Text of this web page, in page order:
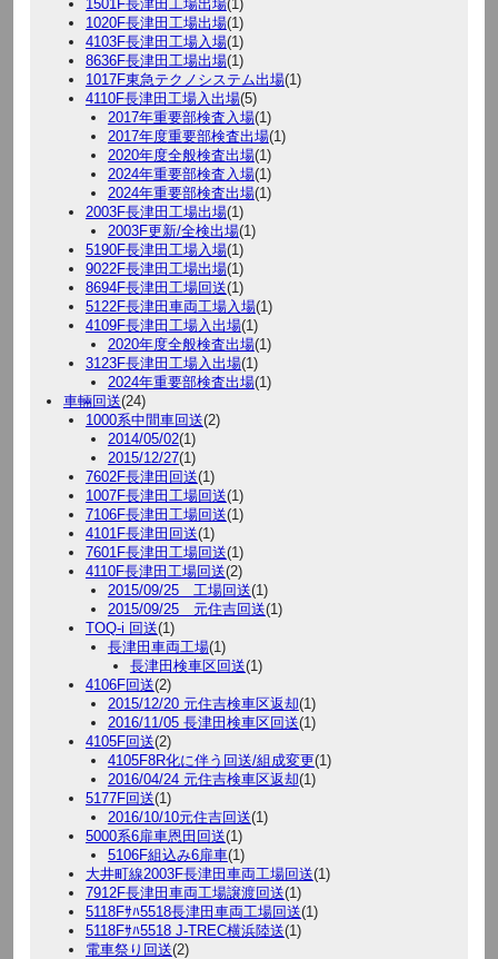
1501F長津田工場出場(1)
1020F長津田工場出場(1)
4103F長津田工場入場(1)
8636F長津田工場出場(1)
1017F東急テクノシステム出場(1)
4110F長津田工場入出場(5)
2017年重要部検査入場(1)
2017年度重要部検査出場(1)
2020年度全般検査出場(1)
2024年重要部検査入場(1)
2024年重要部検査出場(1)
2003F長津田工場出場(1)
2003F更新/全検出場(1)
5190F長津田工場入場(1)
9022F長津田工場出場(1)
8694F長津田工場回送(1)
5122F長津田車両工場入場(1)
4109F長津田工場入出場(1)
2020年度全般検査出場(1)
3123F長津田工場入出場(1)
2024年重要部検査出場(1)
車輛回送(24)
1000系中間車回送(2)
2014/05/02(1)
2015/12/27(1)
7602F長津田回送(1)
1007F長津田工場回送(1)
7106F長津田工場回送(1)
4101F長津田回送(1)
7601F長津田工場回送(1)
4110F長津田工場回送(2)
2015/09/25 工場回送(1)
2015/09/25 元住吉回送(1)
TOQ-i 回送(1)
長津田車両工場(1)
長津田検車区回送(1)
4106F回送(2)
2015/12/20 元住吉検車区返却(1)
2016/11/05 長津田検車区回送(1)
4105F回送(2)
4105F8R化に伴う回送/組成変更(1)
2016/04/24 元住吉検車区返却(1)
5177F回送(1)
2016/10/10元住吉回送(1)
5000系6扉車恩田回送(1)
5106F組込み6扉車(1)
大井町線2003F長津田車両工場回送(1)
7912F長津田車両工場譲渡回送(1)
5118Fｻﾊ5518長津田車両工場回送(1)
5118Fｻﾊ5518 J-TREC横浜陸送(1)
電車祭り回送(2)